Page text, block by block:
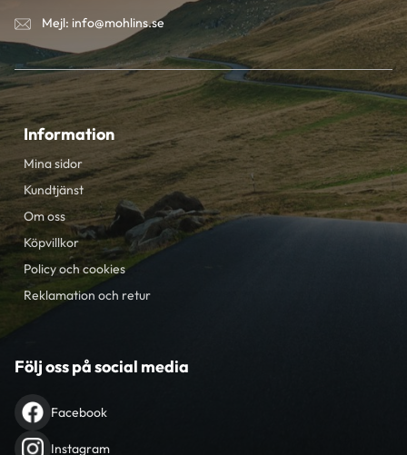
Mejl: info@mohlins.se
Information
Mina sidor
Kundtjänst
Om oss
Köpvillkor
Policy och cookies
Reklamation och retur
Följ oss på social media
Facebook
Instagram